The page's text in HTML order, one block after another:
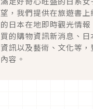
望，我們提供在旅遊書上
的日本在地即時觀光情
買的購物資訊新消息、
資訊以及藝術、文化等，
內容。